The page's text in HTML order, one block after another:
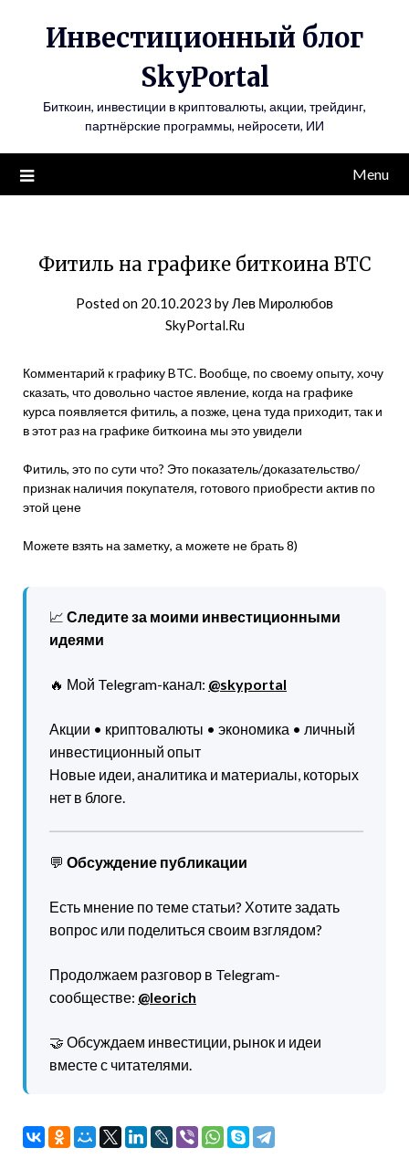
Инвестиционный блог
SkyPortal
Биткоин, инвестиции в криптовалюты, акции, трейдинг,
партнёрские программы, нейросети, ИИ
Menu
Фитиль на графике биткоина BTC
Posted on 20.10.2023 byЛев Миролюбов
SkyPortal.Ru
Комментарий к графику BTC. Вообще, по своему опыту, хочу
сказать, что довольно частое явление, когда на графике
курса появляется фитиль, а позже, цена туда приходит, так и
в этот раз на графике биткоина мы это увидели
Фитиль, это по сути что? Это показатель/доказательство/
признак наличия покупателя, готового приобрести актив по
этой цене
Можете взять на заметку, а можете не брать 8)
📈 Следите за моими инвестиционными
идеями
🔥 Мой Telegram-канал: @skyportal
Акции • криптовалюты • экономика • личный
инвестиционный опыт
Новые идеи, аналитика и материалы, которых
нет в блоге.
💬 Обсуждение публикации
Есть мнение по теме статьи? Хотите задать
вопрос или поделиться своим взглядом?
Продолжаем разговор в Telegram-
сообществе: @leorich
🤝 Обсуждаем инвестиции, рынок и идеи
вместе с читателями.